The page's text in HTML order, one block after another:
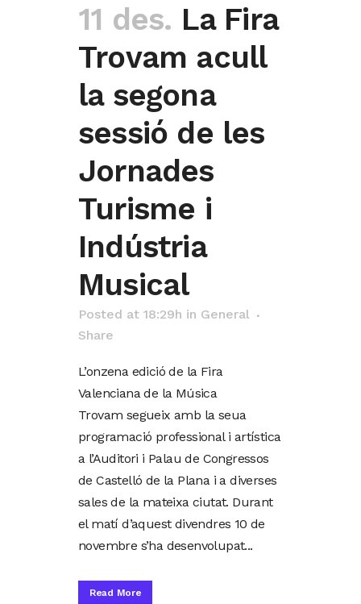
11 des. La Fira
Trovam acull
la segona
sessió de les
Jornades
Turisme i
Indústria
Musical
Posted at 18:29h in General
Share
L’onzena edició de la Fira
Valenciana de la Música
Trovam segueix amb la seua
programació professional i artística
a l’Auditori i Palau de Congressos
de Castelló de la Plana i a diverses
sales de la mateixa ciutat. Durant
el matí d’aquest divendres 10 de
novembre s’ha desenvolupat...
Read More